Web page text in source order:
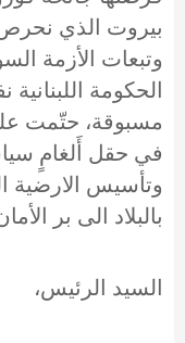
بيروت الذي نحرص
وتبعات الأزمة
الحكومة
مسبوقة، حتّمت
في حقل أَلغامٍ
وتأسيس الارضية
بالبلاد الى بر
السيد الرئيس،